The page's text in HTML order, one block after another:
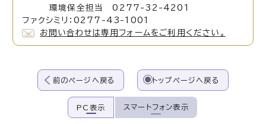
環境保全担当 0277-32-4201
ファクシミリ：0277-43-1001
お問い合わせは専用フォームをご利用ください。
前のページへ戻る トップページへ戻る
PC表示 スマートフォン表示